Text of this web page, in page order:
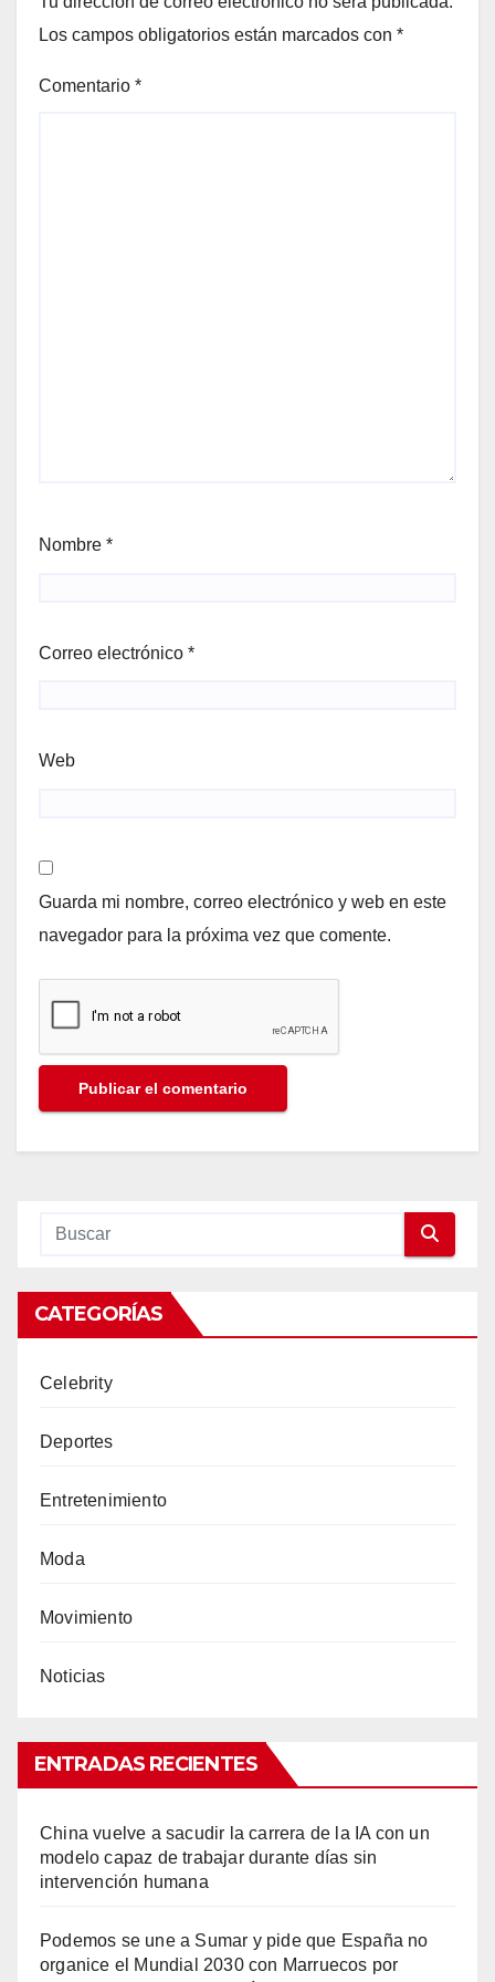
Los campos obligatorios están marcados con *
Comentario *
Nombre *
Correo electrónico *
Web
Guarda mi nombre, correo electrónico y web en este
navegador para la próxima vez que comente.
CATEGORÍAS
Celebrity
Deportes
Entretenimiento
Moda
Movimiento
Noticias
ENTRADAS RECIENTES
China vuelve a sacudir la carrera de la IA con un
modelo capaz de trabajar durante días sin
intervención humana
Podemos se une a Sumar y pide que España no
organice el Mundial 2030 con Marruecos por